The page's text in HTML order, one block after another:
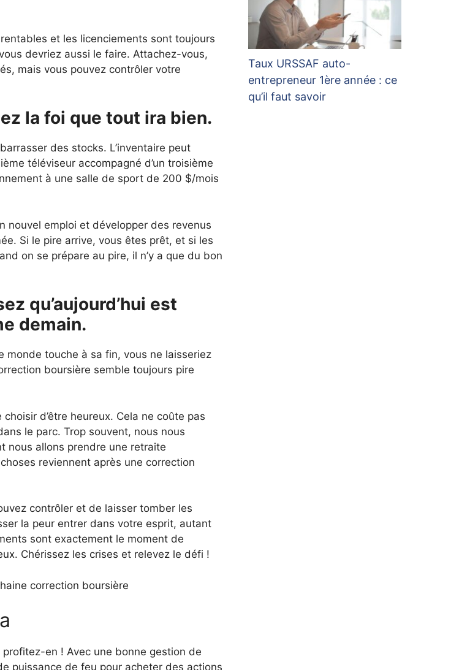
et les licenciements sont toujours
devriez aussi le faire. Attachez-vous,
mais vous pouvez contrôler votre
la foi que tout ira bien.
des stocks. L’inventaire peut
téléviseur accompagné d’un troisième
à une salle de sport de 200 $/mois
nouvel emploi et développer des revenus
Si le pire arrive, vous êtes prêt, et si les
on se prépare au pire, il n’y a que du bon
qu’aujourd’hui est
demain.
monde touche à sa fin, vous ne laisseriez
boursière semble toujours pire
d’être heureux. Cela ne coûte pas
le parc. Trop souvent, nous nous
nous allons prendre une retraite
reviennent après une correction
contrôler et de laisser tomber les
la peur entrer dans votre esprit, autant
sont exactement le moment de
Chérissez les crises et relevez le défi !
correction boursière
profitez-en ! Avec une bonne gestion de
puissance de feu pour acheter des actions
Taux URSSAF auto-
entrepreneur 1ère année : ce
qu’il faut savoir